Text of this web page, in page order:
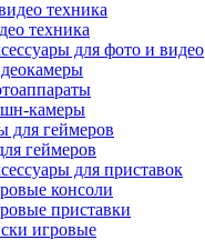
техника
для фото и видео
камеры
геймеров
для приставок
консоли
приставки
игровые